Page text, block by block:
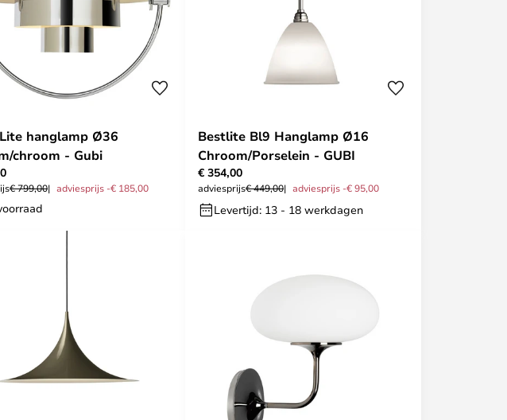
hanglamp Ø36
chroom - Gubi
€ 799,00 adviesprijs -€ 185,00
Bestlite Bl9 Hanglamp Ø16
Chroom/Porselein - GUBI
€ 354,00
adviesprijs€ 449,00 adviesprijs -€ 95,00
Levertijd: 13 - 18 werkdagen